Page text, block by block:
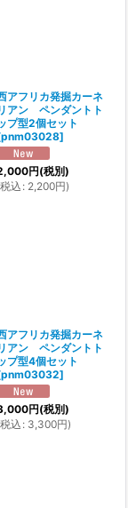
アフリカ発掘カーネ
アン ペンダントト
プ型2個セット
pnm03028]
円(税別)
税込 : 2,200円)
アフリカ発掘カーネ
アン ペンダントト
プ型4個セット
pnm03032]
円(税別)
税込 : 3,300円)